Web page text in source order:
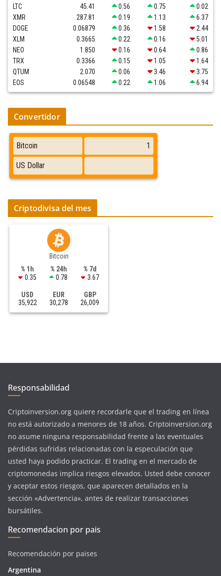
LTC
45.41 0.56 0.75
0.02
XMR
287.81 0.19 1.13
6.37
DOGE
0.06879 0.36 1.58
2.44
XLM
0.3665 0.22 0.16
5.01
NEO
1.850 0.16 0.64
0.86
TRX
0.3366 0.15 1.05
1.64
QTUM
2.070 0.06 3.46
3.75
EOS
0.06548 0.22 1.06 6.94
Convertidor
Criptodivisa del mes
Bitcoin
% 1h
0.35
% 24h
0.78
% 7d
3.67
USD
35,922
EUR
30,278
GBP
26,009
Responsabilidad
Criptoinversion.org quiere recordarle que el trading en línea
no está autorizado a menores de 18 años. Criptoinversion.org
no asume ninguna responsabilidad frente a las eventuales
pérdidas sufridas relacionadas con la especulación que
usted haya podido practicar. El trading en el mercado de
criptomonedas implica riesgos elevados. Usted debe conocer
y aceptar estos riesgos, que aparecen detallados en la
sección «Advertencia», antes de realizar transacciones
bursátiles.
Recomendacion por pais
Recomendación por paises
Argentina